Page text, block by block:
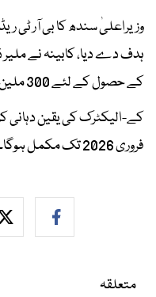
ہدف دے دیا، کابینہ نے
کے حصول کے لئے 300 ملین روپے کی منظوری دیدی۔
کے-الیکٹرک کی یقین دہانی
فروری 2026 تک مکمل ہوگا۔
متعلقہ